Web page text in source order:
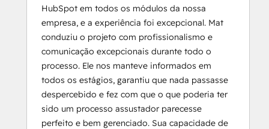
HubSpot em todos os módulos da nossa
empresa, e a experiência foi excepcional. Mat
conduziu o projeto com profissionalismo e
comunicação excepcionais durante todo o
processo. Ele nos manteve informados em
todos os estágios, garantiu que nada passasse
despercebido e fez com que o que poderia ter
sido um processo assustador parecesse
perfeito e bem gerenciado. Sua capacidade de